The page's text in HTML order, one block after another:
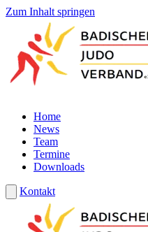
Zum Inhalt springen
Home
News
Team
Termine
Downloads
Kontakt